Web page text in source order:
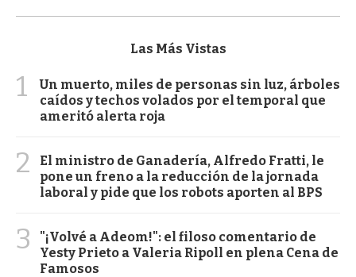
Las Más Vistas
1
Un muerto, miles de personas sin luz, árboles
caídos y techos volados por el temporal que
ameritó alerta roja
2
El ministro de Ganadería, Alfredo Fratti, le
pone un freno a la reducción de la jornada
laboral y pide que los robots aporten al BPS
3
"¡Volvé a Adeom!": el filoso comentario de
Yesty Prieto a Valeria Ripoll en plena Cena de
Famosos